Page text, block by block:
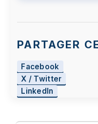
PARTAGER
Facebook
X / Twitter
LinkedIn